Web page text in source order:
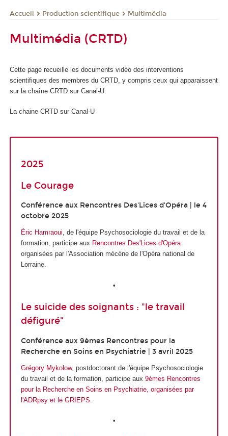
Accueil Production scientifique Multimédia
Multimédia (CRTD)
Cette page recueille les documents vidéo des interventions
scientifiques des membres du CRTD, y compris ceux qui apparaissent
sur la chaîne CRTD sur Canal-U.
La chaine CRTD sur Canal-U
2025
Le Courage
Conférence aux Rencontres Des'Lices d'Opéra | le 4
octobre 2025
Éric Hamraoui, de l'équipe Psychosociologie du travail et de la
formation, participe aux Rencontres Des'Lices d'Opéra
organisées par l'Association mécène de l'Opéra national de
Lorraine.
•
Le suicide des soignants : "le travail
défiguré"
Conférence aux 9èmes Rencontres pour la
Recherche en Soins en Psychiatrie | 3 avril 2025
Grégory Mykolow, postdoctorant de l'équipe Psychosociologie
du travail et de la formation, participe aux 9èmes Rencontres
pour la Recherche en Soins en Psychiatrie, organisées par
l'ADRpsy et le GRIEPS
•